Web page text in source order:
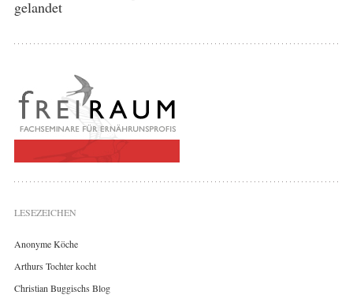
gelandet
LESEZEICHEN
Anonyme Köche
Arthurs Tochter kocht
Christian Buggischs Blog